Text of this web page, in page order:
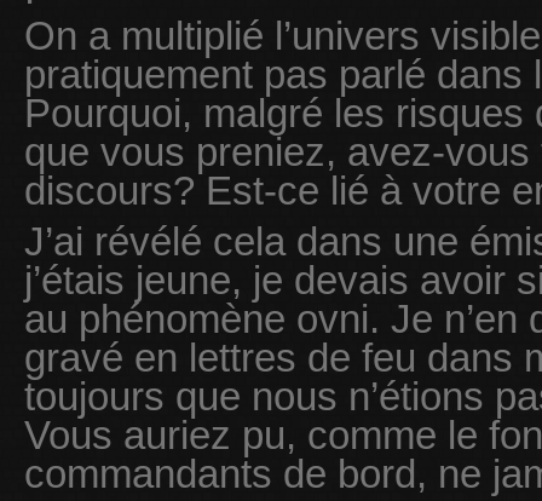
On a multiplié l’univers
pratiquement pas parlé dans
Pourquoi, malgré les risques
que vous preniez, avez-
discours? Est-ce lié à votre
J’ai révélé cela dans une
j’étais jeune, je devais avoir
au phénomène ovni. Je n’en
gravé en lettres de feu dans
toujours que nous n’étions
Vous auriez pu, comme le
commandants de bord, ne